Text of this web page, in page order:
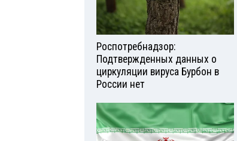
Роспотребнадзор:
Подтвержденных данных о
циркуляции вируса Бурбон в
России нет